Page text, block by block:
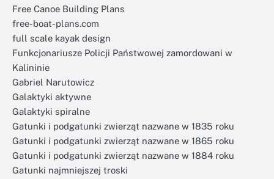
Free Canoe Building Plans
free-boat-plans.com
full scale kayak design
Funkcjonariusze Policji Państwowej zamordowani w
Kalininie
Gabriel Narutowicz
Galaktyki aktywne
Galaktyki spiralne
Gatunki i podgatunki zwierząt nazwane w 1835 roku
Gatunki i podgatunki zwierząt nazwane w 1865 roku
Gatunki i podgatunki zwierząt nazwane w 1884 roku
Gatunki najmniejszej troski